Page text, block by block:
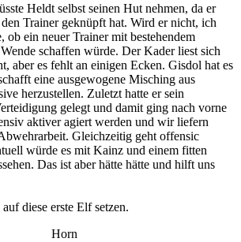
Heldt selbst seinen Hut nehmen, da er
Trainer geknüpft hat. Wird er nicht, ich
ob ein neuer Trainer mit bestehendem
schaffen würde. Der Kader liest sich
aber es fehlt an einigen Ecken. Gisdol hat es
eine ausgewogene Misching aus
herzustellen. Zuletzt hatte er sein
gelegt und damit ging nach vorne
aktiver agiert werden und wir liefern
Gleichzeitig geht offensic
würde es mit Kainz und einem fitten
Das ist aber hätte hätte und hilft uns
diese erste Elf setzen.
Horn